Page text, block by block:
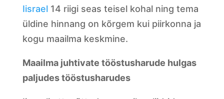
Iisrael14 riigi seas teisel kohal ning tema
üldine hinnang on kõrgem kui piirkonna ja
kogu maailma keskmine.
Maailma juhtivate tööstusharude hulgas
paljudes tööstusharudes